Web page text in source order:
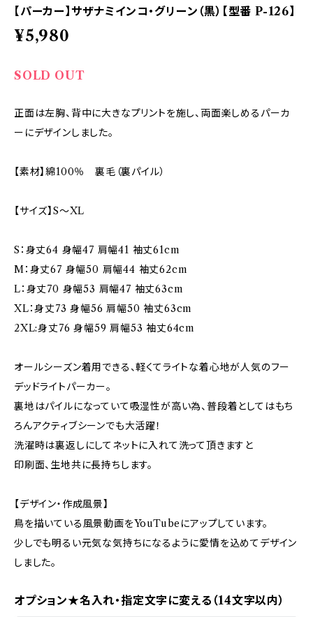
【パーカー】サザナミインコ・グリーン（黒）【型番 P-126】
¥5,980
SOLD OUT
正面は左胸、背中に大きなプリントを施し、両面楽しめるパーカ
ーにデザインしました。
【素材】綿100％ 裏毛（裏パイル）
【サイズ】S～XL
S：身丈64 身幅47 肩幅41 袖丈61cm
M：身丈67 身幅50 肩幅44 袖丈62cm
L：身丈70 身幅53 肩幅47 袖丈63cm
XL：身丈73 身幅56 肩幅50 袖丈63cm
2XL:身丈76 身幅59 肩幅53 袖丈64cm
オールシーズン着用できる、軽くてライトな着心地が人気のフー
デッドライトパーカー。
裏地はパイルになっていて吸湿性が高い為、普段着としてはもち
ろんアクティブシーンでも大活躍！
洗濯時は裏返しにしてネットに入れて洗って頂きますと
印刷面、生地共に長持ちします。
【デザイン・作成風景】
鳥を描いている風景動画をYouTubeにアップしています。
少しでも明るい元気な気持ちになるように愛情を込めてデザイン
しました。
オプション★名入れ・指定文字に変える（14文字以内）